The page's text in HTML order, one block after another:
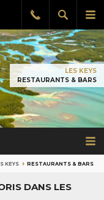
le
Afficher
la
Rappel
gratuit
LES KEYS
RESTAURANTS & BARS
KEYS RESTAURANTS & BARS
DANS LES